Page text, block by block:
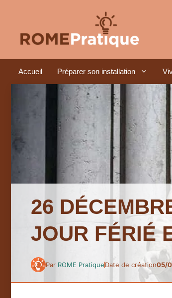
contenu
Accueil Préparer son installation
26
JOUR FÉRIÉ
Par ROME PratiqueDate de création05/